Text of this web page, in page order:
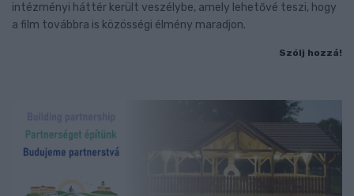
intézményi háttér került veszélybe, amely lehetővé teszi, hogy
a film továbbra is közösségi élmény maradjon.
Szólj hozzá!